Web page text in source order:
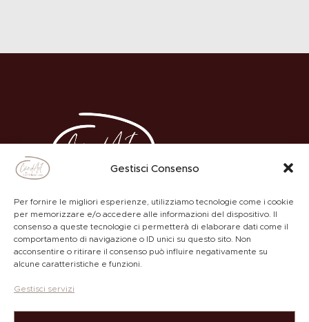
Gestisci Consenso
Per fornire le migliori esperienze, utilizziamo tecnologie come i cookie
per memorizzare e/o accedere alle informazioni del dispositivo. Il
consenso a queste tecnologie ci permetterà di elaborare dati come il
comportamento di navigazione o ID unici su questo sito. Non
acconsentire o ritirare il consenso può influire negativamente su
alcune caratteristiche e funzioni.
Gestisci servizi
ACADEMY PRIVACY POLICY